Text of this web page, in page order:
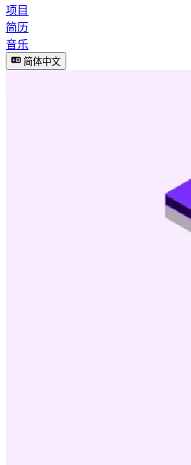
项目
简历
音乐
简体中文